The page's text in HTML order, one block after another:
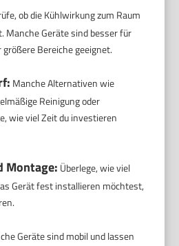
ob die Kühlwirkung zum Raum
Manche Geräte sind besser für
Bereiche geeignet.
Manche Alternativen wie
Reinigung oder
wie viel Zeit du investieren
Montage: Überlege, wie viel
Gerät fest installieren möchtest,
Geräte sind mobil und lassen